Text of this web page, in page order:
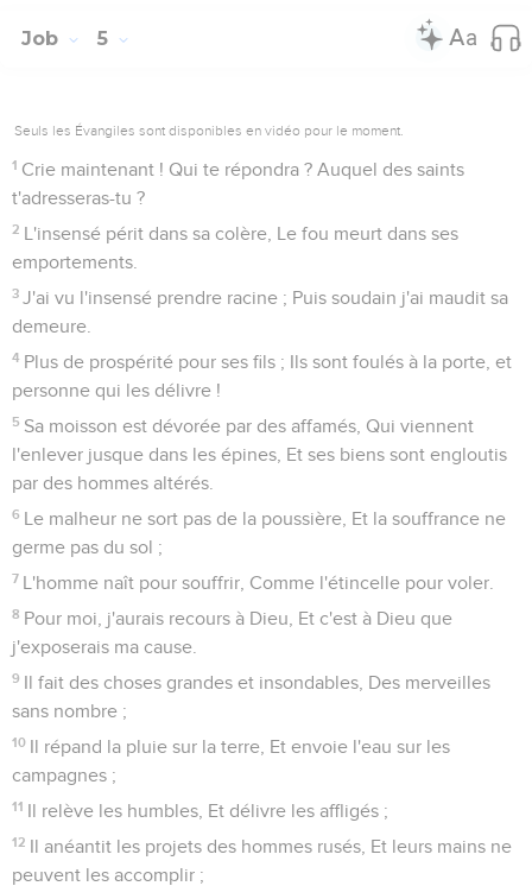
Job 5
Seuls les Évangiles sont disponibles en vidéo pour le moment.
1 Crie maintenant ! Qui te répondra ? Auquel des saints
t'adresseras-tu ?
2 L'insensé périt dans sa colère, Le fou meurt dans ses
emportements.
3 J'ai vu l'insensé prendre racine ; Puis soudain j'ai maudit sa
demeure.
4 Plus de prospérité pour ses fils ; Ils sont foulés à la porte, et
personne qui les délivre !
5 Sa moisson est dévorée par des affamés, Qui viennent
l'enlever jusque dans les épines, Et ses biens sont engloutis
par des hommes altérés.
6 Le malheur ne sort pas de la poussière, Et la souffrance ne
germe pas du sol ;
7 L'homme naît pour souffrir, Comme l'étincelle pour voler.
8 Pour moi, j'aurais recours à Dieu, Et c'est à Dieu que
j'exposerais ma cause.
9 Il fait des choses grandes et insondables, Des merveilles
sans nombre ;
10 Il répand la pluie sur la terre, Et envoie l'eau sur les
campagnes ;
11 Il relève les humbles, Et délivre les affligés ;
12 Il anéantit les projets des hommes rusés, Et leurs mains ne
peuvent les accomplir ;